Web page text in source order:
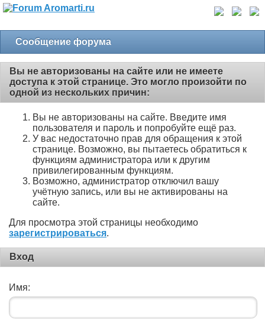
Сообщение форума
Вы не авторизованы на сайте или не имеете
доступа к этой странице. Это могло произойти по
одной из нескольких причин:
Вы не авторизованы на сайте. Введите имя
пользователя и пароль и попробуйте ещё раз.
У вас недостаточно прав для обращения к этой
странице. Возможно, вы пытаетесь обратиться к
функциям администратора или к другим
привилегированным функциям.
Возможно, администратор отключил вашу
учётную запись, или вы не активированы на
сайте.
Для просмотра этой страницы необходимо
зарегистрироваться.
Вход
Имя: